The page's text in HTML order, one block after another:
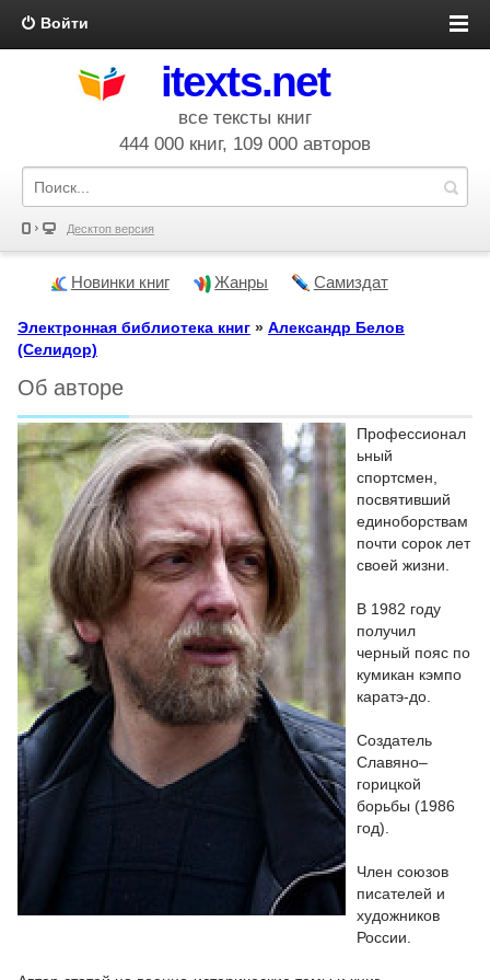
Войти
itexts.net
все тексты книг
444 000 книг, 109 000 авторов
Десктоп версия
Новинки книг Жанры Самиздат
Электронная библиотека книг » Александр Белов
(Селидор)
Об авторе
Профессионал
ьный
спортсмен,
посвятивший
единоборствам
почти сорок лет
своей жизни.
В 1982 году
получил
черный пояс по
кумикан кэмпо
каратэ-до.
Создатель
Славяно–
горицкой
борьбы (1986
год).
Член союзов
писателей и
художников
России.